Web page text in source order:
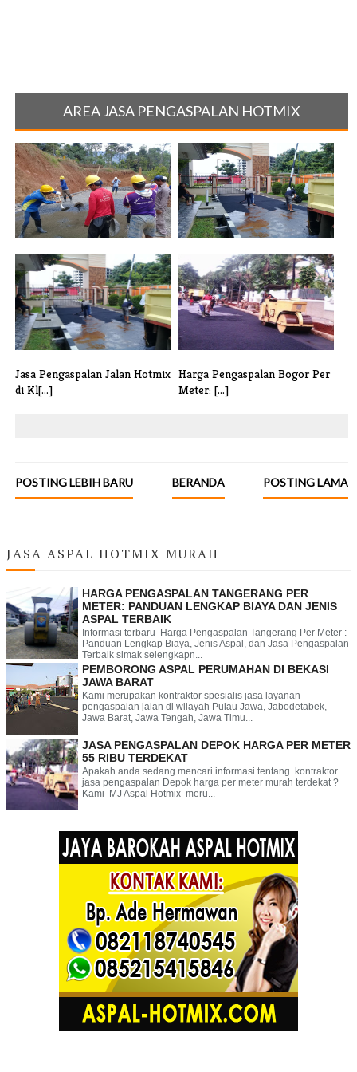
AREA JASA PENGASPALAN HOTMIX
Jasa Pengaspalan Jalan Hotmix
di Ja[...]
Jasa Pengaspalan Jalan di
Purworejo[...]
Jasa Pengaspalan Jalan Hotmix
di Kl[...]
Harga Pengaspalan Bogor Per
Meter: [...]
POSTING LEBIH BARU POSTING LAMA
BERANDA
JASA ASPAL HOTMIX MURAH
HARGA PENGASPALAN TANGERANG PER
METER: PANDUAN LENGKAP BIAYA DAN JENIS
ASPAL TERBAIK
Informasi terbaru Harga Pengaspalan Tangerang Per Meter :
Panduan Lengkap Biaya, Jenis Aspal, dan Jasa Pengaspalan
Terbaik simak selengkapn...
PEMBORONG ASPAL PERUMAHAN DI BEKASI
JAWA BARAT
Kami merupakan kontraktor spesialis jasa layanan
pengaspalan jalan di wilayah Pulau Jawa, Jabodetabek,
Jawa Barat, Jawa Tengah, Jawa Timu...
JASA PENGASPALAN DEPOK HARGA PER METER
55 RIBU TERDEKAT
Apakah anda sedang mencari informasi tentang kontraktor
jasa pengaspalan Depok harga per meter murah terdekat ?
Kami MJ Aspal Hotmix meru...